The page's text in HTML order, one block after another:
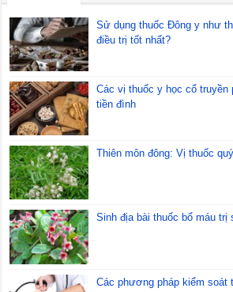
Sử dụng thuốc Đông y như
điều trị tốt nhất?
Các vị thuốc y học cổ truyền
tiền đình
Thiên môn đông: Vị thuốc
Sinh địa bài thuốc bổ máu trị
Các phương pháp kiểm soát